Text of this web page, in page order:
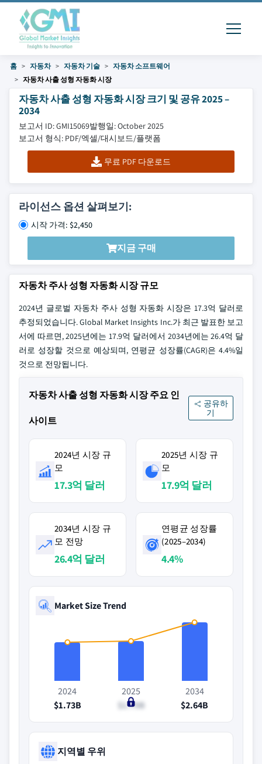
홈 자동차 자동차 기술
자동차 소프트웨어
자동차 사출 성형 자동화 시장
자동차 사출 성형 자동화 시장 크기 및 공유 2025 –
2034
보고서 ID: GMI15069발행일: October 2025
보고서 형식: PDF/엑셀/대시보드/플랫폼
무료 PDF 다운로드
라이선스 옵션 살펴보기:
시작 가격: $2,450
지금 구매
자동차 주사 성형 자동화 시장 규모
2024년 글로벌 자동차 주사 성형 자동화 시장은 17.3억 달러로
추정되었습니다. Global Market Insights Inc.가 최근 발표한 보고
서에 따르면, 2025년에는 17.9억 달러에서 2034년에는 26.4억 달
러로 성장할 것으로 예상되며, 연평균 성장률(CAGR)은 4.4%일
것으로 전망됩니다.
자동차 사출 성형 자동화 시장 주요 인
사이트
공유하
기
2024년 시장 규
모
17.3억 달러
2025년 시장 규
모
17.9억 달러
2034년 시장 규
모 전망
26.4억 달러
연평균 성장률
(2025–2034)
4.4%
Market Size Trend
2024
$1.73B
2025
$1.79B
2034
$2.64B
지역별 우위